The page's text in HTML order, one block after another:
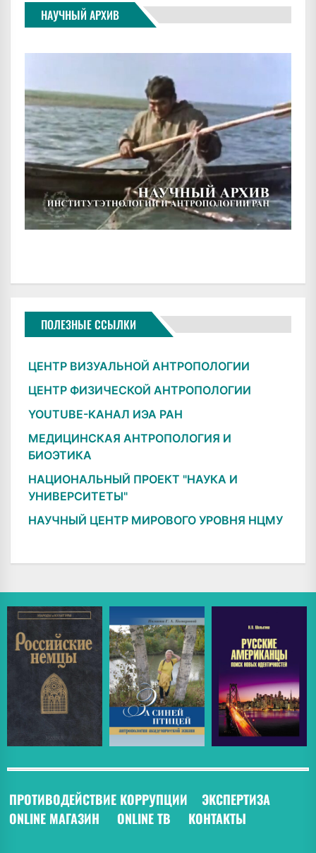
НАУЧНЫЙ АРХИВ
ПОЛЕЗНЫЕ ССЫЛКИ
ЦЕНТР ВИЗУАЛЬНОЙ АНТРОПОЛОГИИ
ЦЕНТР ФИЗИЧЕСКОЙ АНТРОПОЛОГИИ
YOUTUBE-КАНАЛ ИЭА РАН
МЕДИЦИНСКАЯ АНТРОПОЛОГИЯ И
БИОЭТИКА
НАЦИОНАЛЬНЫЙ ПРОЕКТ "НАУКА И
УНИВЕРСИТЕТЫ"
НАУЧНЫЙ ЦЕНТР МИРОВОГО УРОВНЯ НЦМУ
ПРОТИВОДЕЙСТВИЕ КОРРУПЦИИ ЭКСПЕРТИЗА
ONLINE МАГАЗИН
ONLINE ТВ КОНТАКТЫ